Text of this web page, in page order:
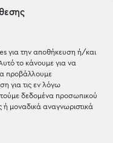
για την αποθήκευση ή/και
το κάνουμε για να
προβάλλουμε
για τις εν λόγω
δεδομένα προσωπικού
μοναδικά αναγνωριστικά